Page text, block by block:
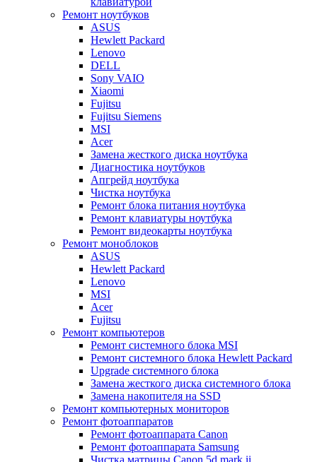
Ремонт ноутбуков
ASUS
Hewlett Packard
Lenovo
DELL
Sony VAIO
Xiaomi
Fujitsu
Fujitsu Siemens
MSI
Acer
Замена жесткого диска ноутбука
Диагностика ноутбуков
Апгрейд ноутбука
Чистка ноутбука
Ремонт блока питания ноутбука
Ремонт клавиатуры ноутбука
Ремонт видеокарты ноутбука
Ремонт моноблоков
ASUS
Hewlett Packard
Lenovo
MSI
Acer
Fujitsu
Ремонт компьютеров
Ремонт системного блока MSI
Ремонт системного блока Hewlett Packard
Upgrade системного блока
Замена жесткого диска системного блока
Замена накопителя на SSD
Ремонт компьютерных мониторов
Ремонт фотоаппаратов
Ремонт фотоаппарата Canon
Ремонт фотоаппарата Samsung
Чистка матрицы Canon 5d mark ii